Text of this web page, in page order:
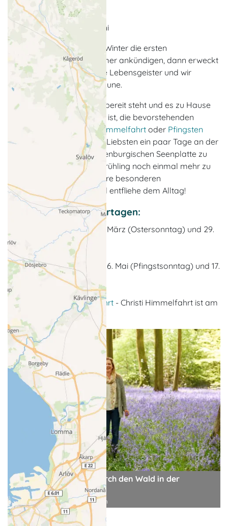
Vorpommern
Frühling: 20. März - 20. Juni
Wenn nach einem langen Winter die ersten
Sonnenstrahlen den Sommer ankündigen, dann erweckt
das in jedem von uns neue Lebensgeister und wir
bekommen sofort gute Laune.
Auch wenn die Osterdeko bereit steht und es zu Hause
bekanntlich am schönsten ist, die bevorstehenden
Christi Himmelfahrt oder Pfingsten
bieten sich an, um mit den Liebsten ein paar Tage an der
Ostsee oder an der Mecklenburgischen Seenplatte zu
verbringen und dort den Frühling noch einmal mehr zu
genießen. Schaue Dir unsere besonderen
Feiertagsangebote an und entfliehe dem Alltag!
Angebote zu den Feiertagen:
Angebote über Ostern:28. März (Ostersonntag) und 29.
März 2027 (Ostermontag)
Angebote über Pfingsten
: 16. Mai (Pfingstsonntag) und 17.
Mai 2027 (Pfingstmontag)
Angebote über Himmelfahrt - Christi Himmelfahrt ist am
6. Mai 2027 (Donnerstag)
Familienspaziergang durch den Wald in der
Frühlingszeit
© highwaystarz - stock.adobe.com